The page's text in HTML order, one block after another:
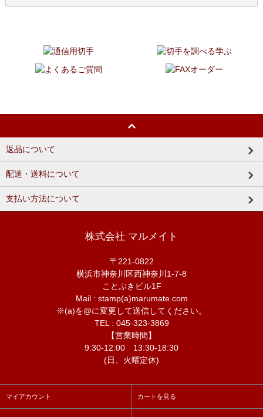
返品について
配送・送料について
支払い方法について
株式会社 マルメイト
〒221-0822
横浜市神奈川区西神奈川1-7-8
ことぶきビル1F
Mail : stamp(a)marumate.com
※(a)を@に変更して送信してください。
TEL : 045-323-3869
【営業時間】
9:30-12:00 13:30-18:30
(日、火曜定休)
マイアカウント カートを見る